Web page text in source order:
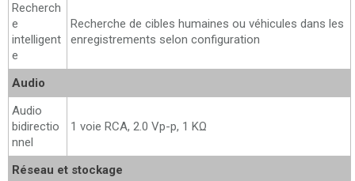
Recherch
e
intelligent
e
Recherche de cibles humaines ou véhicules dans les
enregistrements selon configuration
Audio
Audio
bidirectio
nnel
1 voie RCA, 2.0 Vp-p, 1 KΩ
Réseau et stockage